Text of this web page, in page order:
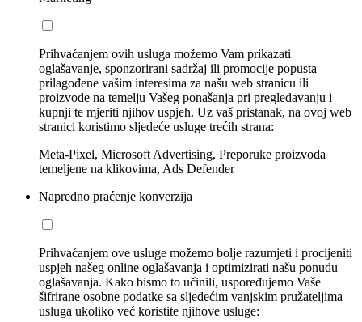
Prihvaćanjem ovih usluga možemo Vam prikazati
oglašavanje, sponzorirani sadržaj ili promocije popusta
prilagođene vašim interesima za našu web stranicu ili
proizvode na temelju Vašeg ponašanja pri pregledavanju i
kupnji te mjeriti njihov uspjeh. Uz vaš pristanak, na ovoj web
stranici koristimo sljedeće usluge trećih strana:
Meta-Pixel, Microsoft Advertising, Preporuke proizvoda
temeljene na klikovima, Ads Defender
Napredno praćenje konverzija
Prihvaćanjem ove usluge možemo bolje razumjeti i procijeniti
uspjeh našeg online oglašavanja i optimizirati našu ponudu
oglašavanja. Kako bismo to učinili, uspoređujemo Vaše
šifrirane osobne podatke sa sljedećim vanjskim pružateljima
usluga ukoliko već koristite njihove usluge: